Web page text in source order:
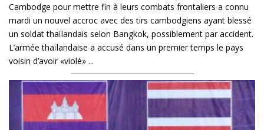
Cambodge pour mettre fin à leurs combats frontaliers a connu
mardi un nouvel accroc avec des tirs cambodgiens ayant blessé
un soldat thaïlandais selon Bangkok, possiblement par accident.
L’armée thaïlandaise a accusé dans un premier temps le pays
voisin d’avoir «violé» ...